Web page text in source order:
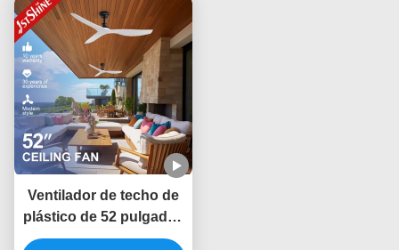
Ventilador de techo de
plástico de 52 pulgadas
con opción de 6